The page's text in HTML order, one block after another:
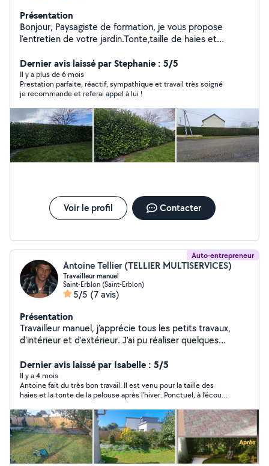
Présentation
Bonjour, Paysagiste de formation, je vous propose
l'entretien de votre jardin.Tonte,taille de haies et
,remise en état, évacuation des déchets verts. Je vous
propose également le nettoyage de vos terrasses. Je
peux vous accompagner dans vos projets extérieurs,
carpors, pergolas, allées pavées, pas japonais, ambiance
'zen' Je réalise également des terrasses bois, pavées
etc...,engazonnement, plantations...clôtures... Je
dispose de tout le matériel nécessaire. Réactif et
rigoureux, je suis à votre écoute pour concretiser vos
projets. Paiement cesu accepté Cédric
Dernier avis laissé par Stephanie : 5/5
Il y a plus de 6 mois
Prestation parfaite, réactif, sympathique et travail très soigné
je recommande et referai appel à lui !
Voir le profil Contacter
Auto-entrepreneur
Antoine Tellier (TELLIER MULTISERVICES)
Travailleur manuel
Saint-Erblon (Saint-Erblon)
5/5 (7 avis)
Présentation
Travailleur manuel, j'apprécie tous les petits travaux,
d'intérieur et d'extérieur. J'ai pu réaliser quelques
en palettes, escaliers, carrelage, placo, etc. J'apprécie
toucher un peu à tout. Et j'aime rendre service.
Dernier avis laissé par Isabelle : 5/5
Il y a 4 mois
Antoine fait du très bon travail. Il est venu pour la taille des
haies et la tonte de la pelouse après l’hiver. Ponctuel, à l’écoute
recommande.